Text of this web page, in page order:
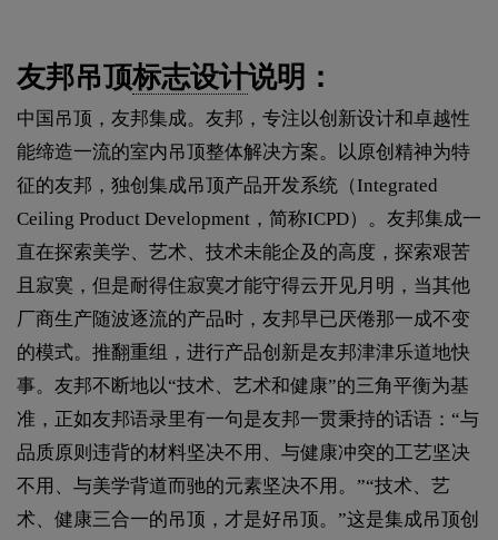
友邦吊顶标志设计说明：
中国吊顶，友邦集成。友邦，专注以创新设计和卓越性
能缔造一流的室内吊顶整体解决方案。以原创精神为特
征的友邦，独创集成吊顶产品开发系统（Integrated
Ceiling Product Development，简称ICPD）。友邦集成一
直在探索美学、艺术、技术未能企及的高度，探索艰苦
且寂寞，但是耐得住寂寞才能守得云开见月明，当其他
厂商生产随波逐流的产品时，友邦早已厌倦那一成不变
的模式。推翻重组，进行产品创新是友邦津津乐道地快
事。友邦不断地以“技术、艺术和健康”的三角平衡为基
准，正如友邦语录里有一句是友邦一贯秉持的话语：“与
品质原则违背的材料坚决不用、与健康冲突的工艺坚决
不用、与美学背道而驰的元素坚决不用。”“技术、艺
术、健康三合一的吊顶，才是好吊顶。”这是集成吊顶创